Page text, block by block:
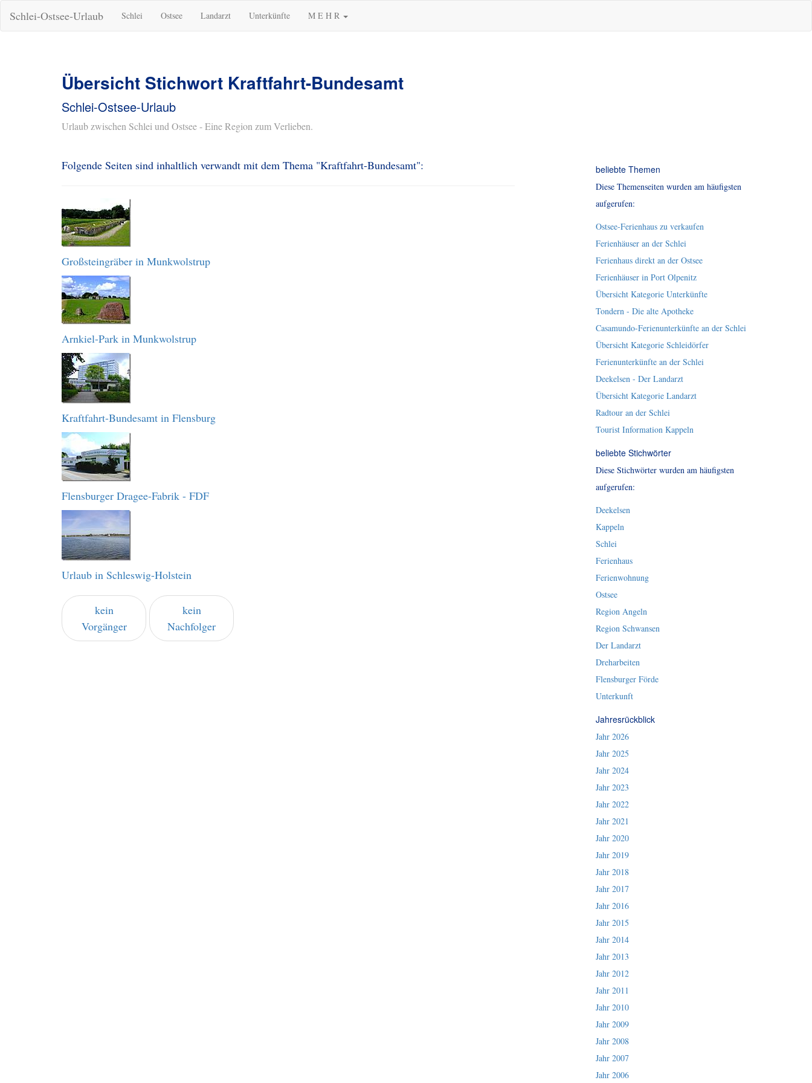
Schlei-Ostsee-Urlaub Schlei Ostsee Landarzt Unterkünfte M E H R
Übersicht Stichwort Kraftfahrt-Bundesamt
Schlei-Ostsee-Urlaub
Urlaub zwischen Schlei und Ostsee - Eine Region zum Verlieben.
Folgende Seiten sind inhaltlich verwandt mit dem Thema "Kraftfahrt-Bundesamt":
Großsteingräber in Munkwolstrup
Arnkiel-Park in Munkwolstrup
Kraftfahrt-Bundesamt in Flensburg
Flensburger Dragee-Fabrik - FDF
Urlaub in Schleswig-Holstein
kein
Vorgänger
kein
Nachfolger
beliebte Themen
Diese Themenseiten wurden am häufigsten
aufgerufen:
Ostsee-Ferienhaus zu verkaufen
Ferienhäuser an der Schlei
Ferienhaus direkt an der Ostsee
Ferienhäuser in Port Olpenitz
Übersicht Kategorie Unterkünfte
Tondern - Die alte Apotheke
Casamundo-Ferienunterkünfte an der Schlei
Übersicht Kategorie Schleidörfer
Ferienunterkünfte an der Schlei
Deekelsen - Der Landarzt
Übersicht Kategorie Landarzt
Radtour an der Schlei
Tourist Information Kappeln
beliebte Stichwörter
Diese Stichwörter wurden am häufigsten
aufgerufen:
Deekelsen
Kappeln
Schlei
Ferienhaus
Ferienwohnung
Ostsee
Region Angeln
Region Schwansen
Der Landarzt
Dreharbeiten
Flensburger Förde
Unterkunft
Jahresrückblick
Jahr 2026
Jahr 2025
Jahr 2024
Jahr 2023
Jahr 2022
Jahr 2021
Jahr 2020
Jahr 2019
Jahr 2018
Jahr 2017
Jahr 2016
Jahr 2015
Jahr 2014
Jahr 2013
Jahr 2012
Jahr 2011
Jahr 2010
Jahr 2009
Jahr 2008
Jahr 2007
Jahr 2006